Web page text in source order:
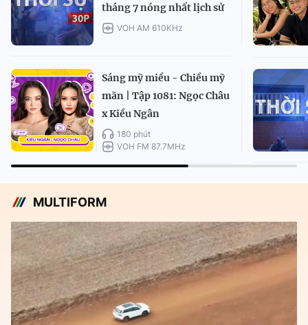
tháng 7 nóng nhất lịch sử
VOH AM 610KHz
Sáng mỹ miều - Chiều mỹ
mãn | Tập 1081: Ngọc Châu
x Kiều Ngân
180 phút
VOH FM 87.7MHz
MULTIFORM